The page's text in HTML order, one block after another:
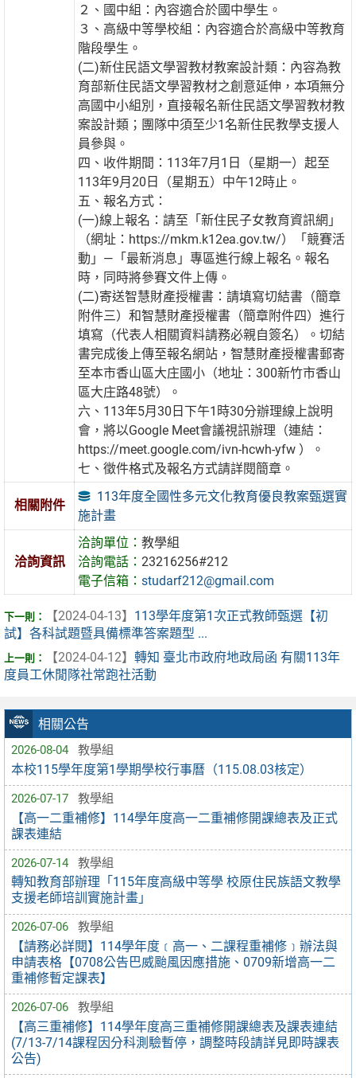
相關公告
2026-08-04 教學組
本校115學年度第1學期學校行事曆（115.08.03核定）
2026-07-17 教學組
【高一二重補修】114學年度高一二重補修開課總表及正式
課表連結
2026-07-14 教學組
轉知教育部辦理「115年度高級中等學 校原住民族語文教學
支援老師培訓實施計畫」
2026-07-06 教學組
【請務必詳閱】114學年度﹝高一、二課程重補修﹞辦法與
申請表格【0708公告巴威颱風因應措施、0709新增高一二
重補修暫定課表】
2026-07-06 教學組
【高三重補修】114學年度高三重補修開課總表及課表連結
(7/13-7/14課程因分科測驗暫停，調整時段請詳見即時課表
公告)
２、國中組：內容適合於國中學生。
３、高級中等學校組：內容適合於高級中等教育
階段學生。
(二)新住民語文學習教材教案設計類：內容為教
育部新住民語文學習教材之創意延伸，本項無分
高國中小組別，直接報名新住民語文學習教材教
案設計類；團隊中須至少1名新住民教學支援人
員參與。
四、收件期間：113年7月1日（星期一）起至
113年9月20日（星期五）中午12時止。
五、報名方式：
(一)線上報名：請至「新住民子女教育資訊網」
（網址：https://mkm.k12ea.gov.tw/）「競賽活
動」—「最新消息」專區進行線上報名。報名
時，同時將參賽文件上傳。
(二)寄送智慧財產授權書：請填寫切結書（簡章
附件三）和智慧財產授權書（簡章附件四）進行
填寫（代表人相關資料請務必親自簽名）。切結
書完成後上傳至報名網站，智慧財產授權書郵寄
至本市香山區大庄國小（地址：300新竹市香山
區大庄路48號）。
六、113年5月30日下午1時30分辦理線上說明
會，將以Google Meet會議視訊辦理（連結：
https://meet.google.com/ivn-hcwh-yfw ）。
七、徵件格式及報名方式請詳閱簡章。
相關附件
113年度全國性多元文化教育優良教案甄選實
施計畫
洽詢資訊
洽詢單位：教學組
洽詢電話：23216256#212
電子信箱：studarf212@gmail.com
【2024-04-13】 113學年度第1次正式教師甄選【初
試】各科試題暨具備標準答案題型 ...
【2024-04-12】 轉知 臺北市政府地政局函 有關113年
度員工休閒隊社常跑社活動